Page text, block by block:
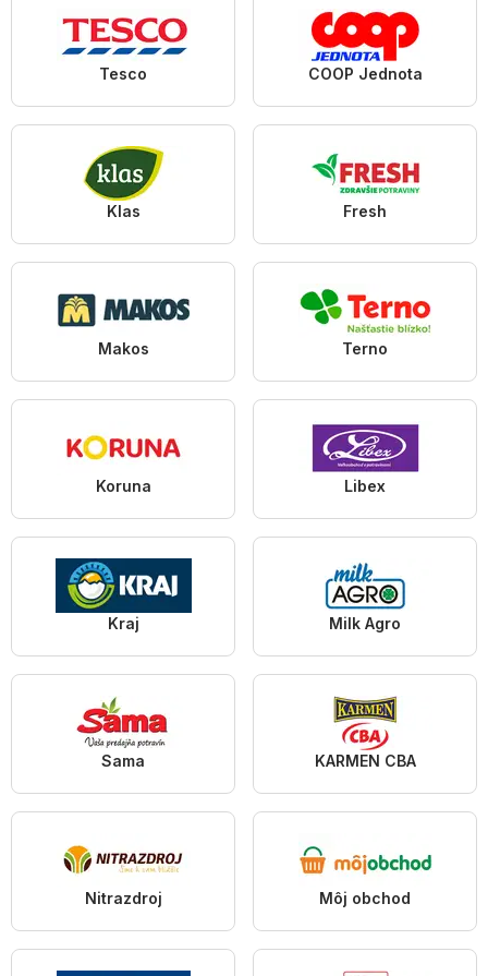
Tesco COOP Jednota
Klas Fresh
Makos Terno
Koruna Libex
Kraj Milk Agro
Sama KARMEN CBA
Nitrazdroj Môj obchod